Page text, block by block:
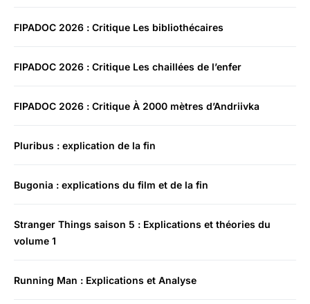
FIPADOC 2026 : Critique Les bibliothécaires
FIPADOC 2026 : Critique Les chaillées de l’enfer
FIPADOC 2026 : Critique À 2000 mètres d’Andriivka
Pluribus : explication de la fin
Bugonia : explications du film et de la fin
Stranger Things saison 5 : Explications et théories du
volume 1
Running Man : Explications et Analyse